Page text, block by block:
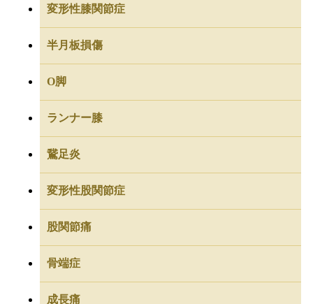
変形性膝関節症
半月板損傷
O脚
ランナー膝
鵞足炎
変形性股関節症
股関節痛
骨端症
成長痛